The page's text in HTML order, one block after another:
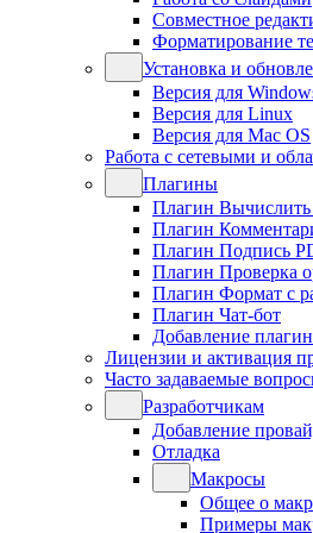
Совместное
Форматирование
Установка и
Версия для
Версия для Linux
Версия для Mac OS
Работа с сетевыми и
Плагины
Плагин
Плагин
Плагин Подпись
Плагин Проверка
Плагин Формат с
Плагин Чат-бот
Добавление
Лицензии и активация
Часто задаваемые
Разработчикам
Добавление
Отладка
Макросы
Общее о
Примеры